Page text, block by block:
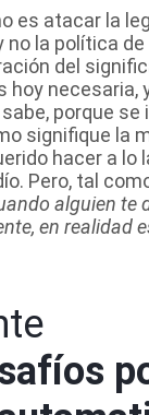
es atacar la
no la política
del
hoy necesaria,
porque se
signifique la
hacer a lo
Pero, tal
alguien te
en realidad